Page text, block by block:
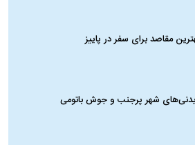
مقاصد برای سفر در پاییز
شهر پرجنب و جوش باتومی